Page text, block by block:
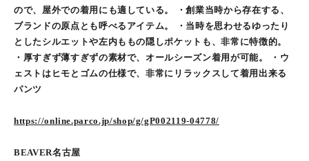
ので、屋外での着用にも適している。 ・創業当時から存在する、
ブランドの原点とも呼べるアイテム。 ・当時を思わせるゆったり
としたシルエットや左内ももの隠しポケットも、非常に特徴的。
・厚すぎず薄すぎずの素材で、オールシーズン着用が可能。 ・ウ
ェストはヒモとゴムの仕様で、非常にリラックスして着用出来る
パンツ
https://online.parco.jp/shop/g/gP002119-04778/
BEAVER名古屋